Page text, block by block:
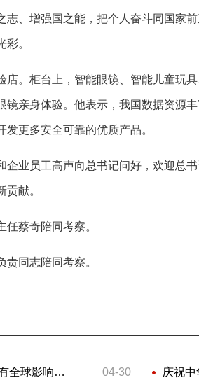
、增强国之能，把个人奋斗同国家
。
柜台上，智能眼镜、智能儿童玩具
镜亲身体验。他表示，我国数据资源
更多安全可靠的优质产品。
业员工高声向总书记问好，欢迎总
献。
蔡奇陪同考察。
同志陪同考察。
习近平在上海考察时强调 加快建成具有全球影响力的科技创新高地 04-30